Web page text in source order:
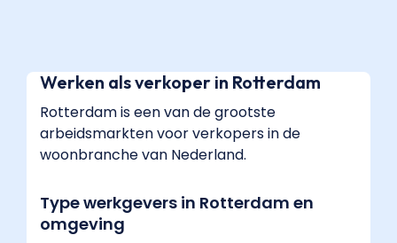
Werken als verkoper in Rotterdam
Rotterdam is een van de grootste
arbeidsmarkten voor verkopers in de
woonbranche van Nederland.
Type werkgevers in Rotterdam en
omgeving